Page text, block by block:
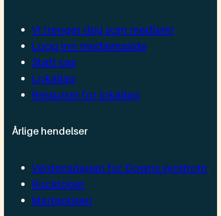
Vi trenger deg som medlem!
Logg inn medlemsside
Støtt oss
Lokallag
Ressurser for lokallag
Årlige hendelser
Verdensdagen for Downs syndrom
Rocktober
Marteprisen